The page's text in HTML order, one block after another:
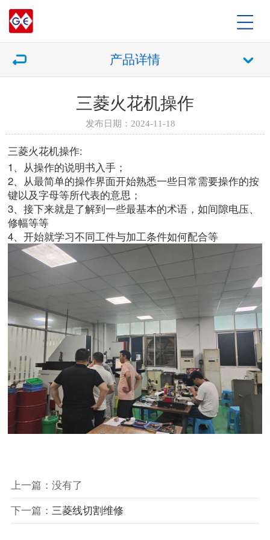
产品详情
三菱火花机操作
发布日期：2024-11-18
三菱火花机操作:
1、从操作的说明书入手；
2、从最简单的操作界面开始熟悉一些日常需要操作的按
键以及字母等所代表的意思；
3、接下来就是了解到一些最基本的术语，如间隙电压、
修幅等等
4、开始就学习不同工件与加工条件如何配合等
上一篇：没有了
下一篇： 三菱线切割维修